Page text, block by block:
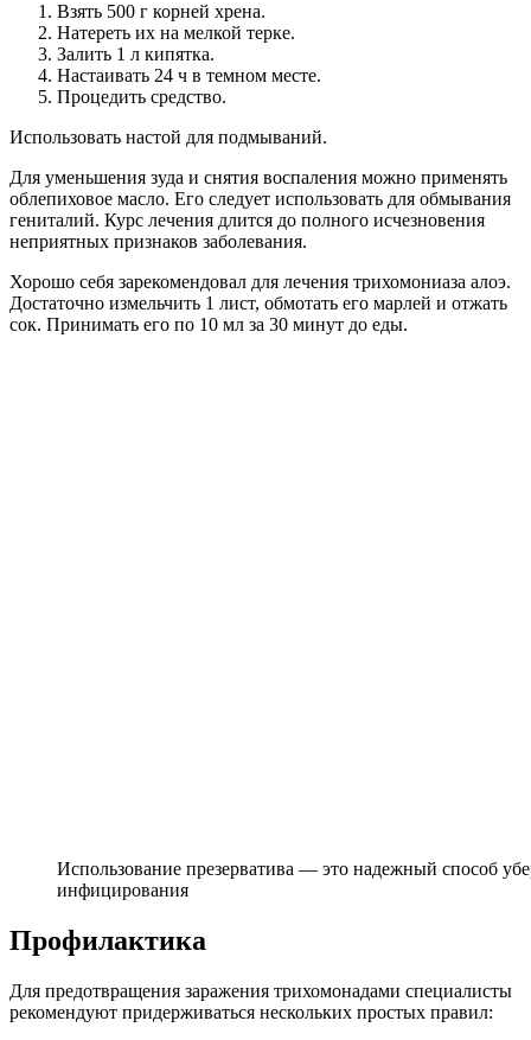
Взять 500 г корней хрена.
Натереть их на мелкой терке.
Залить 1 л кипятка.
Настаивать 24 ч в темном месте.
Процедить средство.
Использовать настой для подмываний.
Для уменьшения зуда и снятия воспаления можно применять
облепиховое масло. Его следует использовать для обмывания
гениталий. Курс лечения длится до полного исчезновения
неприятных признаков заболевания.
Хорошо себя зарекомендовал для лечения трихомониаза алоэ.
Достаточно измельчить 1 лист, обмотать его марлей и отжать
сок. Принимать его по 10 мл за 30 минут до еды.
Использование презерватива — это надежный способ
инфицирования
Профилактика
Для предотвращения заражения трихомонадами специалисты
рекомендуют придерживаться нескольких простых правил: